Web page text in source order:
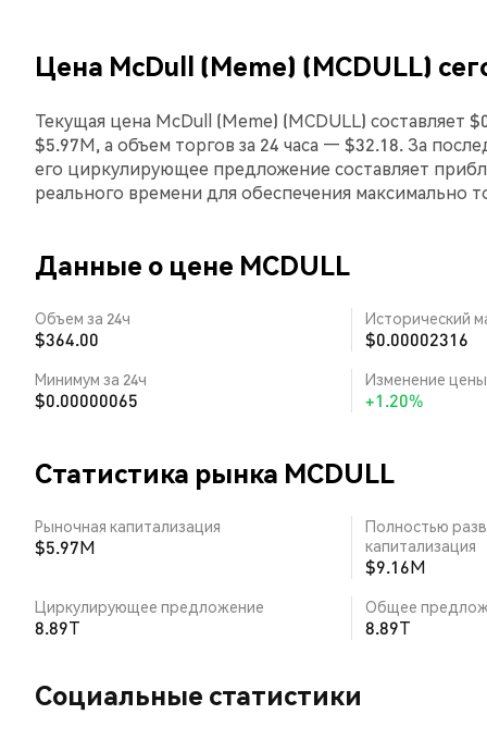
Цена McDull (Meme) (MCDULL)
Текущая цена McDull (Meme) (MCDULL)
$5.97M, а объем торгов за 24 часа — $32.18. За
его циркулирующее предложение составляет
реального времени для обеспечения
Данные о цене MCDULL
Объем за 24ч
$364.00
Исторический
$0.00002316
Минимум за 24ч
$0.00000065
Изменение цены
+1.20%
Статистика рынка MCDULL
Рыночная капитализация
$5.97M
Полностью
капитализация
$9.16M
Циркулирующее предложение
8.89T
Общее
8.89T
Социальные статистики